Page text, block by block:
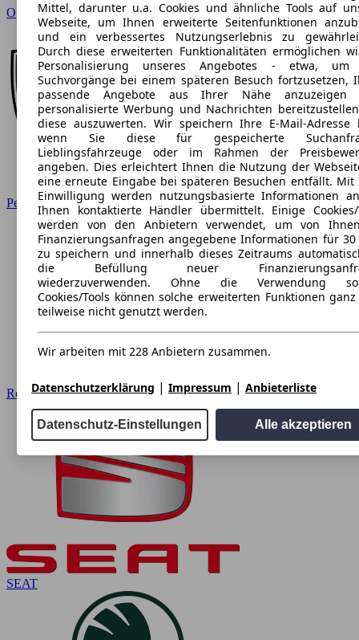
Mittel, darunter u.a. Cookies und ähnliche Tools auf
Webseite, um Ihnen erweiterte Seitenfunktionen
und ein verbessertes Nutzungserlebnis zu
Durch diese erweiterten Funktionalitäten ermöglichen
Personalisierung unseres Angebotes - etwa, um
Suchvorgänge bei einem späteren Besuch fortzusetzen,
passende Angebote aus Ihrer Nähe anzuzeigen
personalisierte Werbung und Nachrichten
diese auszuwerten. Wir speichern Ihre E-Mail-Adresse
wenn Sie diese für gespeicherte
Lieblingsfahrzeuge oder im Rahmen der
angeben. Dies erleichtert Ihnen die Nutzung der
eine erneute Eingabe bei späteren Besuchen entfällt. Mit
Einwilligung werden nutzungsbasierte Informationen
Ihnen kontaktierte Händler übermittelt. Einige Cookies/
werden von den Anbietern verwendet, um von
Finanzierungsanfragen angegebene Informationen für 30
zu speichern und innerhalb dieses Zeitraums
die Befüllung neuer
wiederzuverwenden. Ohne die Verwendung
Cookies/Tools können solche erweiterten Funktionen
teilweise nicht genutzt werden.
Wir arbeiten mit 228 Anbietern zusammen.
Datenschutzerklärung | Impressum | Anbieterliste
Datenschutz-Einstellungen Alle akzeptieren
Opel
Peugeot
Renault
SEAT